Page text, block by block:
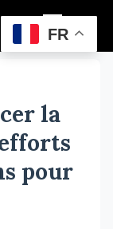
la
pour
FR